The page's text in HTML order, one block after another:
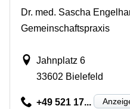
Dr. med. Sascha
Gemeinschaftspraxis
Jahnplatz 6
33602 Bielefeld
+49 521 17...